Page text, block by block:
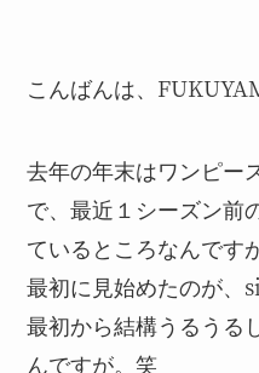
こんばんは、
去年の年末はワンピー
で、最近１シーズン前
ているところなんです
最初に見始めたのが、
最初から結構うるうる
んですが。笑